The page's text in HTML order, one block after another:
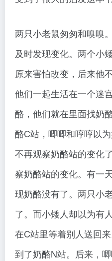
两只小老鼠匆匆和嗅嗅
及时发现变化。两个小
原来害怕改变，后来他
他们一起生活在一个迷
酪，他们就在里面找奶
酪C站，唧唧和哼哼以
不再观察奶酪站的变化
察奶酪站的变化。有一
现奶酪没有了。两只小
了。而小矮人却以为有
在C站里等着别人送回
到了奶酪N站。后来，